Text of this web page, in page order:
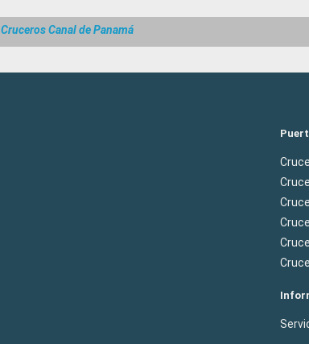
Cruceros Canal de Panamá